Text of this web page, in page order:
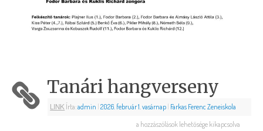
Tanári hangverseny
LINK Írta:admin 2026. február 1. vasárnap Farkas Ferenc Zeneiskola
a hozzászólások lehetősége kikapcsolva